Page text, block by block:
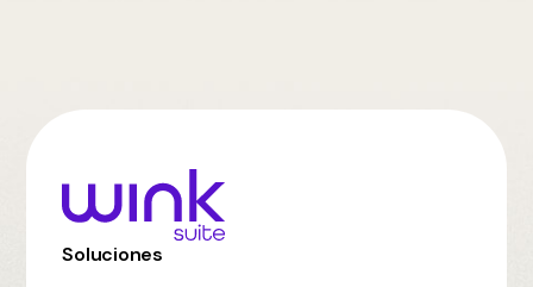
Soluciones